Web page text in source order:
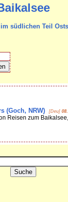
südlichen Teil
(Goch, NRW) [Deu]
Reisen zum